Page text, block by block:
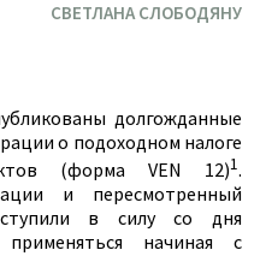
СВЕТЛАНА СЛОБОДЯНУ
долгожданные
о подоходном налоге
(форма VEN 12)1.
и пересмотренный
в силу со дня
начиная с